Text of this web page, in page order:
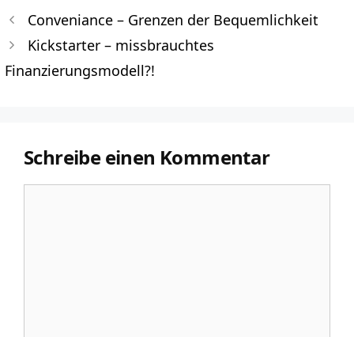
Conveniance – Grenzen der Bequemlichkeit
Kickstarter – missbrauchtes
Finanzierungsmodell?!
Schreibe einen Kommentar